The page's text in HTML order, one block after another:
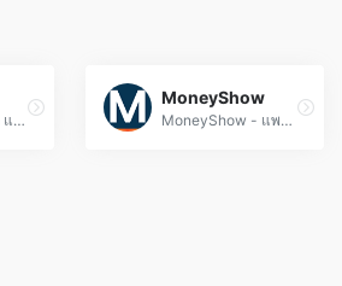
Investopedia คือ แพลตฟอร์มความรู้การลงทุนและตลาด Forex อันดับหนึ่ง ที่รวมบทความวิเคราะห์, คำศัพท์ทางการเงิน, และเครื่องมือจำลองการเทรดเพื่อพัฒนาทักษะการลงทุนของคุณ
MoneyShow
MoneyShow - แพลตฟอร์มการศึกษา Forex อันดับหนึ่ง! เรียนรู้การเทรดสกุลเงิน, วิเคราะห์ตลาด, และใช้เครื่องมือการเทรดอย่างมืออาชีพ พร้อมอัปเดตข่าวสารการเงินล่าสุด